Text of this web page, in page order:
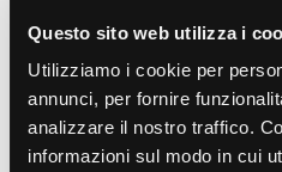
Questo sito web utilizza i
Utilizziamo i cookie per
annunci, per fornire
analizzare il nostro traffico.
informazioni sul modo in cui
di consegna.
Un'altra persona può
tuo fornendo al
cognome del
associato (fermoticket)